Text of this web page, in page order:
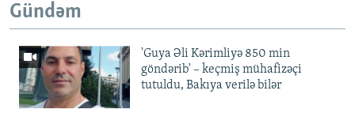
Gündəm
'Guya Əli Kərimliyə 850 min
göndərib' – keçmiş mühafizəçi
tutuldu, Bakıya verilə bilər